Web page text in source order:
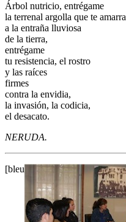
Árbol nutricio, entrégame
la terrenal argolla que te amarra
a la entraña lluviosa
de la tierra,
entrégame
tu resistencia, el rostro
y las raíces
firmes
contra la envidia,
la invasión, la codicia,
el desacato.
NERUDA.
[bleu